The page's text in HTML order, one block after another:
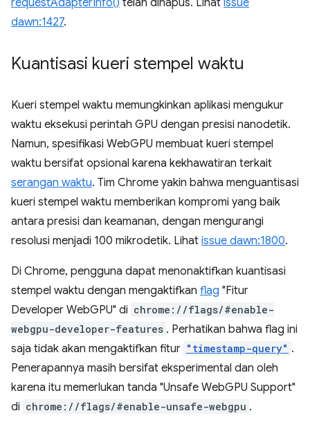
dawn:1427.
Kuantisasi kueri stempel waktu
Kueri stempel waktu memungkinkan aplikasi mengukur
waktu eksekusi perintah GPU dengan presisi nanodetik.
Namun, spesifikasi WebGPU membuat kueri stempel
waktu bersifat opsional karena kekhawatiran terkait
serangan waktu. Tim Chrome yakin bahwa menguantisasi
kueri stempel waktu memberikan kompromi yang baik
antara presisi dan keamanan, dengan mengurangi
resolusi menjadi 100 mikrodetik. Lihat issue dawn:1800.
Di Chrome, pengguna dapat menonaktifkan kuantisasi
stempel waktu dengan mengaktifkan flag "Fitur
Developer WebGPU" di chrome://flags/#enable-
webgpu-developer-features . Perhatikan bahwa flag ini
saja tidak akan mengaktifkan fitur "timestamp-query" .
Penerapannya masih bersifat eksperimental dan oleh
karena itu memerlukan tanda "Unsafe WebGPU Support"
di chrome://flags/#enable-unsafe-webgpu .